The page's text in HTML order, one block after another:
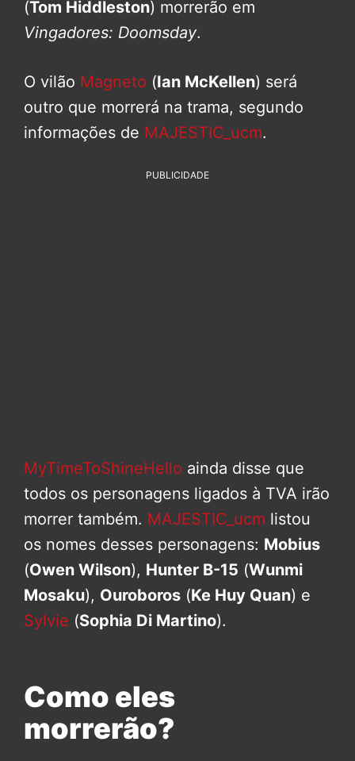
(Tom Hiddleston) morrerão em
Vingadores: Doomsday.
O vilão Magneto (Ian McKellen) será
outro que morrerá na trama, segundo
informações de MAJESTIC_ucm.
PUBLICIDADE
MyTimeToShineHello ainda disse que
todos os personagens ligados à TVA irão
morrer também. MAJESTIC_ucm listou
os nomes desses personagens: Mobius
(Owen Wilson), Hunter B-15 (Wunmi
Mosaku), Ouroboros (Ke Huy Quan) e
Sylvie (Sophia Di Martino).
Como eles
morrerão?